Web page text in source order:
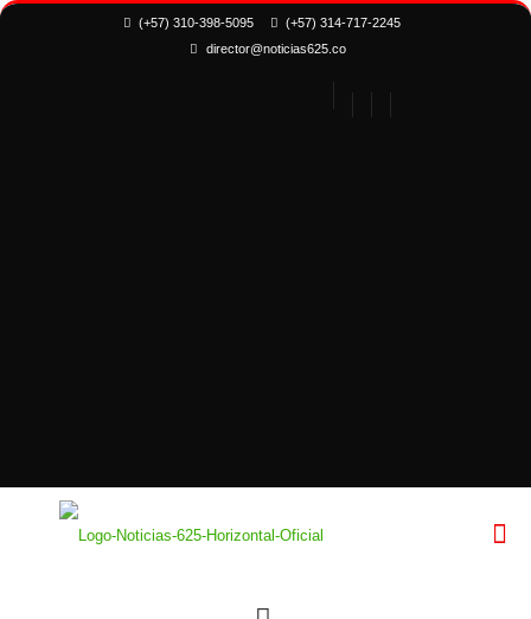
(+57) 310-398-5095
(+57) 314-717-2245
director@noticias625.co